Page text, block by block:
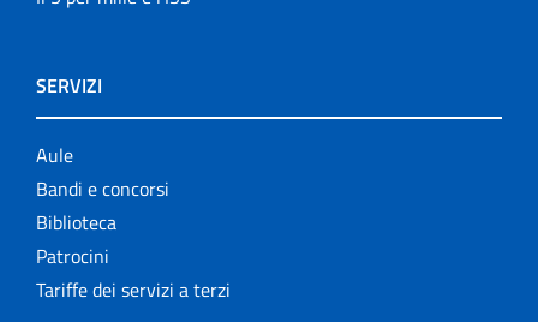
SERVIZI
Aule
Bandi e concorsi
Biblioteca
Patrocini
Tariffe dei servizi a terzi